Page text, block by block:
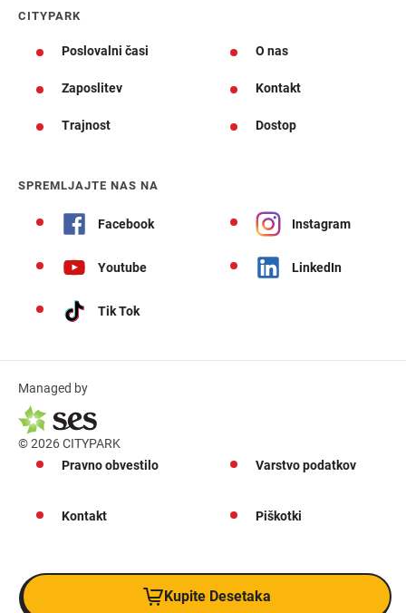
CITYPARK
Poslovalni časi O nas
Zaposlitev Kontakt
Trajnost Dostop
SPREMLJAJTE NAS NA
Facebook Instagram
Youtube LinkedIn
Tik Tok
Managed by
© 2026 CITYPARK
Pravno obvestilo
Varstvo podatkov
Kontakt Piškotki
Kupite Desetaka